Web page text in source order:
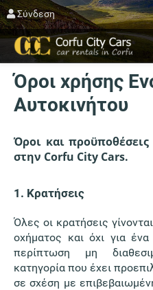
Σύνδεση
ΚΛΕΊΣΙΜΟ
ΑΡΧΙΚΉ
ΚΡΑΤΗΣΗ
ΣΤΟΛΟΣ
ΚΈΡΚΥΡΑ
BLOG
ΕΠΙΚΟΙΝΩΝΊΑ
ΟΡΟΙ ΧΡΗΣΗΣ
Όροι χρήσης
Αυτοκινήτου
Όροι και προϋποθέσεις
στην Corfu City Cars.
1. Κρατήσεις
Όλες οι κρατήσεις
οχήματος και όχι για
περίπτωση μη
κατηγορία που έχει
σε σχέση με